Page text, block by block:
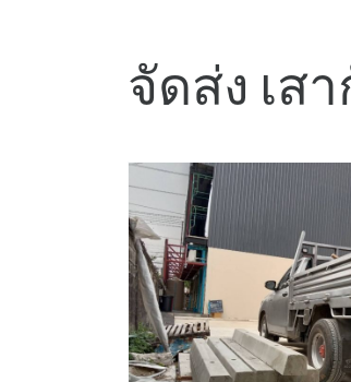
จัดส่ง เส